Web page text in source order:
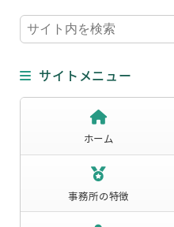
検
索
サイトメニュー
ホーム
事務所の特徴